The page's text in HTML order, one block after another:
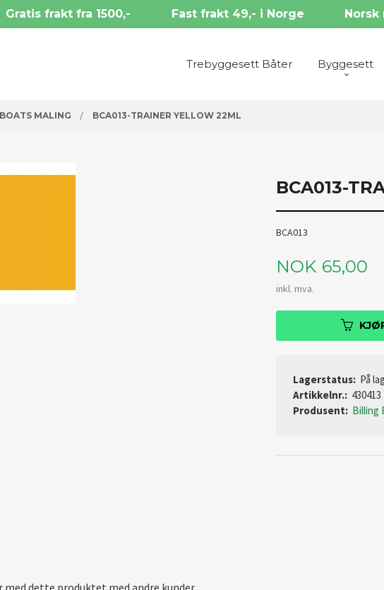
Gratis frakt fra 1500,- Fast frakt 49,- i Norge
Trebyggesett Båter Byggesett
MALING BCA013-TRAINER YELLOW 22ML
BCA013-
BCA013
Pris
NOK 65,00
inkl. mva.
Lagerstatus: På
Artikkelnr.: 430413
Produsent: Billing